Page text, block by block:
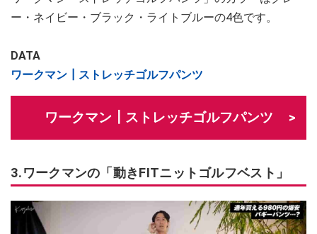
ー・ネイビー・ブラック・ライトブルーの4色です。
DATA
ワークマン┃ストレッチゴルフパンツ
ワークマン┃ストレッチゴルフパンツ
3.ワークマンの「動きFITニットゴルフベスト」